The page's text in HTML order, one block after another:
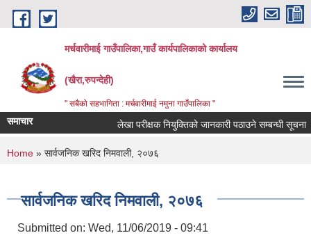
Skip to main content
मर्चवारीमाई गाउँपालिका,गाउँ कार्यपालिकाको कार्यालय
(खैरा,रुपन्देही)
" सबैको सहभागिता : मर्चवारीमाई नमुना गाउँपालिका "
समाचार लेखा परीक्षक नियुक्तिको जानकारी पठाउने सम्बन्धी सूचना
You are here
Home » सार्वजनिक खरिद निमवाली, २०७६
सार्वजनिक खरिद निमवाली, २०७६
Submitted on: Wed, 11/06/2019 - 09:41